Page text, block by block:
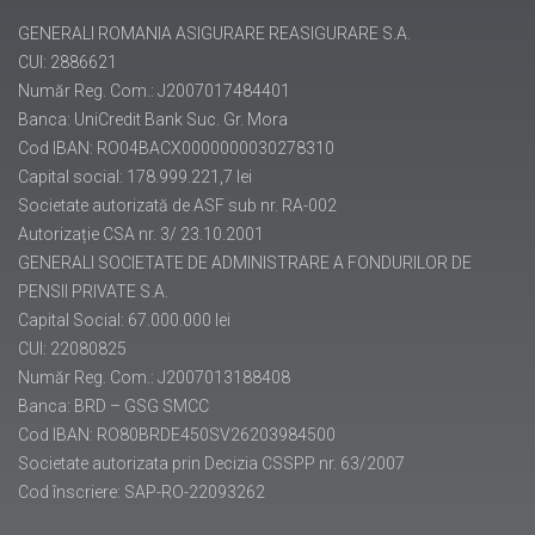
GENERALI ROMANIA ASIGURARE REASIGURARE S.A.
CUI: 2886621
Număr Reg. Com.: J2007017484401
Banca: UniCredit Bank Suc. Gr. Mora
Cod IBAN: RO04BACX0000000030278310
Capital social: 178.999.221,7 lei
Societate autorizată de ASF sub nr. RA-002
Autorizație CSA nr. 3/ 23.10.2001
GENERALI SOCIETATE DE ADMINISTRARE A FONDURILOR DE
PENSII PRIVATE S.A.
Capital Social: 67.000.000 lei
CUI: 22080825
Număr Reg. Com.: J2007013188408
Banca: BRD – GSG SMCC
Cod IBAN: RO80BRDE450SV26203984500
Societate autorizata prin Decizia CSSPP nr. 63/2007
Cod înscriere: SAP-RO-22093262